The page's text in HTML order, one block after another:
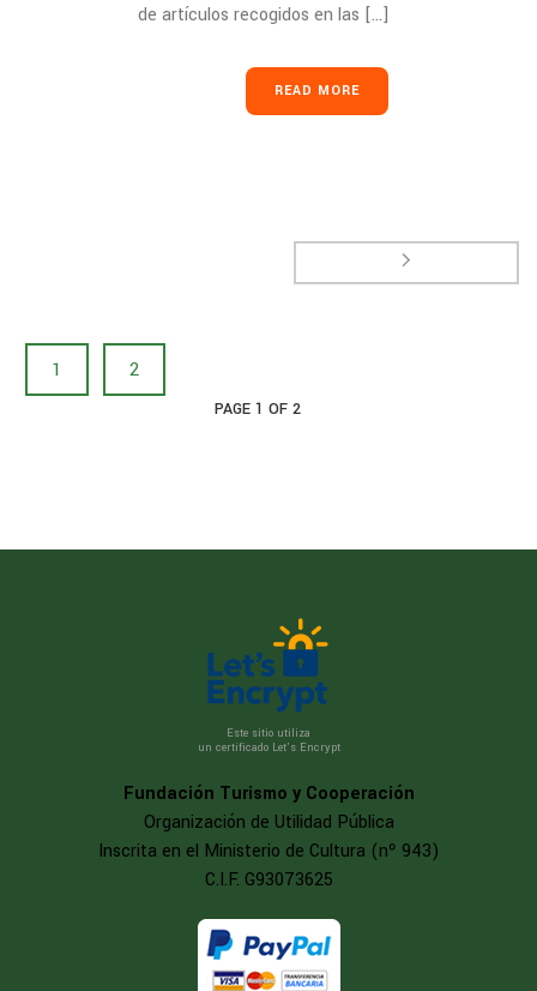
de artículos recogidos en las [...]
READ MORE
1 2
PAGE 1 OF 2
Este sitio utiliza
un certificado Let’s Encrypt
Fundación Turismo y Cooperación
Organización de Utilidad Pública
Inscrita en el Ministerio de Cultura (nº 943)
C.I.F. G93073625